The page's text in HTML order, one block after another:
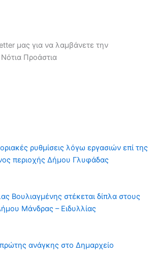
μας για να λαμβάνετε την
Προάστια
ρυθμίσεις λόγω εργασιών επί της
περιοχής Δήμου Γλυφάδας
Βουλιαγμένης στέκεται δίπλα στους
Μάνδρας – Ειδυλλίας
ανάγκης στο Δημαρχείο